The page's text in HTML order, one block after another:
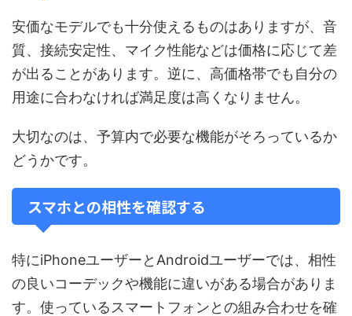
安価なモデルでも十分使えるものはありますが、音
質、接続安定性、マイク性能などは価格に応じて差
が出ることがあります。逆に、高価格帯でも自分の
用途に合わなければ満足度は高くなりません。
大切なのは、予算内で必要な機能がそろっているか
どうかです。
スマホとの相性を確認する
特にiPhoneユーザーとAndroidユーザーでは、相性
の良いコーデックや機能に違いがある場合がありま
す。使っているスマートフォンとの組み合わせを確